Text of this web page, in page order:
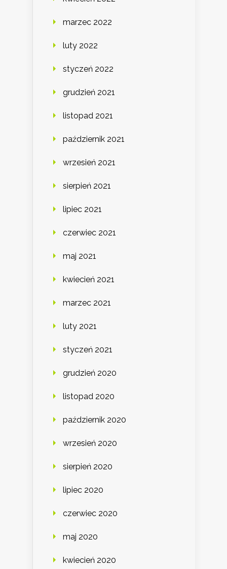
marzec 2022
luty 2022
styczeń 2022
grudzień 2021
listopad 2021
październik 2021
wrzesień 2021
sierpień 2021
lipiec 2021
czerwiec 2021
maj 2021
kwiecień 2021
marzec 2021
luty 2021
styczeń 2021
grudzień 2020
listopad 2020
październik 2020
wrzesień 2020
sierpień 2020
lipiec 2020
czerwiec 2020
maj 2020
kwiecień 2020